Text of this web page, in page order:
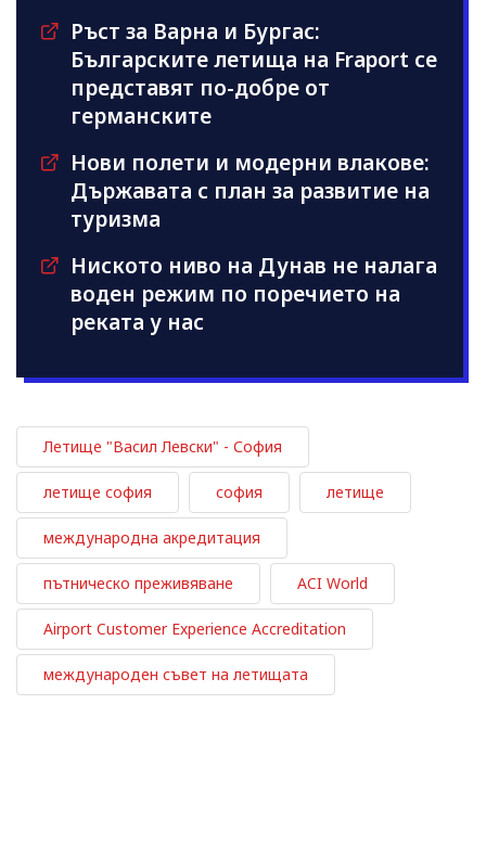
Ръст за Варна и Бургас:
Българските летища на Fraport се
представят по-добре от
германските
Нови полети и модерни влакове:
Държавата с план за развитие на
туризма
Ниското ниво на Дунав не налага
воден режим по поречието на
реката у нас
Летище "Васил Левски" - София
летище софия софия летище
международна акредитация
пътническо преживяване ACI World
Airport Customer Experience Accreditation
международен съвет на летищата